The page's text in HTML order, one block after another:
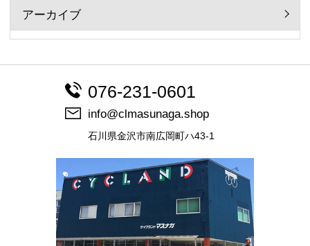
アーカイブ
076-231-0601
info@clmasunaga.shop
石川県金沢市南広岡町ハ43-1